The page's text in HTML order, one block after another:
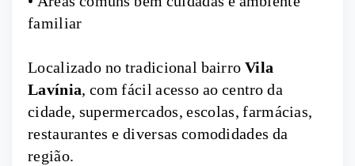
familiar
Localizado no tradicional bairro Vila
Lavínia, com fácil acesso ao centro da
cidade, supermercados, escolas, farmácias,
restaurantes e diversas comodidades da
região.